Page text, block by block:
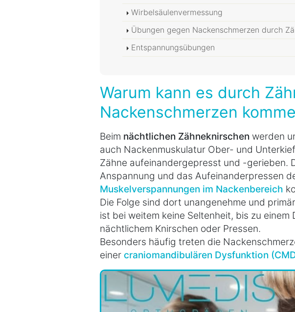
Wirbelsäulenvermessung
Übungen gegen Nackenschmerzen durch
Entspannungsübungen
Warum kann es durch
Nackenschmerzen
Beim nächtlichen Zähneknirschen werden
auch Nackenmuskulatur Ober- und
Zähne aufeinandergepresst und -gerieben.
Anspannung und das Aufeinanderpressen
Muskelverspannungen im Nackenbereich
Die Folge sind dort unangenehme und
ist bei weitem keine Seltenheit, bis zu
nächtlichem Knirschen oder Pressen.
Besonders häufig treten die
einer craniomandibulären Dysfunktion